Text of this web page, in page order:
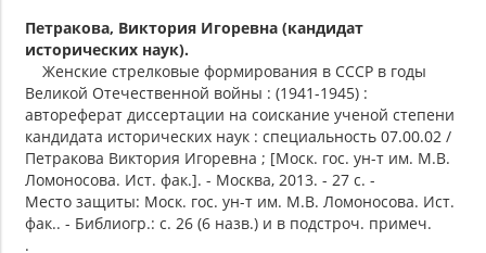
Петракова, Виктория Игоревна (кандидат
исторических наук).
Женские стрелковые формирования в СССР в годы
Великой Отечественной войны : (1941-1945) :
автореферат диссертации на соискание ученой степени
кандидата исторических наук : специальность 07.00.02 /
Петракова Виктория Игоревна ; [Моск. гос. ун-т им. М.В.
Ломоносова. Ист. фак.]. - Москва, 2013. - 27 с. -
Место защиты: Моск. гос. ун-т им. М.В. Ломоносова. Ист.
фак.. - Библиогр.: с. 26 (6 назв.) и в подстроч. примеч.
.